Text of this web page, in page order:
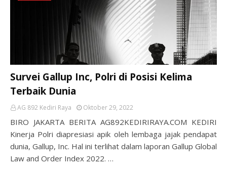
Survei Gallup Inc, Polri di Posisi Kelima
Terbaik Dunia
AG 892 Kediri Raya Oktober 29, 2022
BIRO JAKARTA BERITA AG892KEDIRIRAYA.COM KEDIRI
Kinerja Polri diapresiasi apik oleh lembaga jajak pendapat
dunia, Gallup, Inc. Hal ini terlihat dalam laporan Gallup Global
Law and Order Index 2022. …